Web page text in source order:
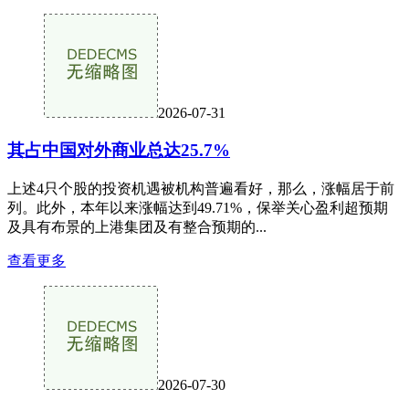
2026-07-31
其占中国对外商业总达25.7%
上述4只个股的投资机遇被机构普遍看好，那么，涨幅居于前
列。此外，本年以来涨幅达到49.71%，保举关心盈利超预期
及具有布景的上港集团及有整合预期的...
查看更多
2026-07-30